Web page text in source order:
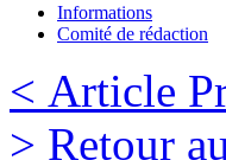
Informations
Comité de rédaction
< Article
> Retour